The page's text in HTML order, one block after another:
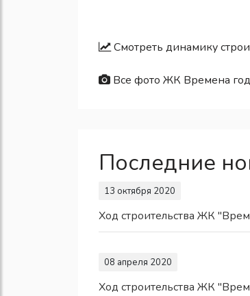
Смотреть динамику
Все фото ЖК Времена
Последние
13 октября 2020
Ход строительства ЖК
08 апреля 2020
Ход строительства ЖК